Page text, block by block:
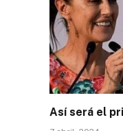
Así será el